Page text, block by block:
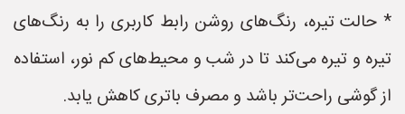
* حالت تیره، رنگ‌های روشن رابط کاربری را به رنگ‌های
تیره و تیره می‌کند تا در شب و محیط‌های کم نور، استفاده
از گوشی راحت‌تر باشد و مصرف باتری کاهش یابد.